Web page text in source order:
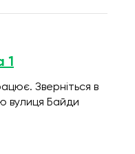
1
Зверніться в
вулиця Байди